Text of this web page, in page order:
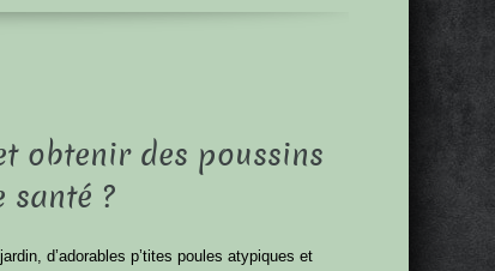
obtenir des poussins
santé ?
d’adorables p’tites poules atypiques et